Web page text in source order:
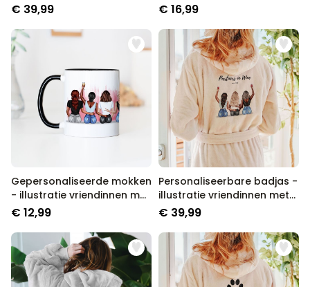
€ 39,99 € 16,99
Gepersonaliseerde mokken
- illustratie vriendinnen met
tekst
€ 12,99
Personaliseerbare badjas -
illustratie vriendinnen met
tekst
€ 39,99
COOKIE-INSTELLINGEN
NOODZAKELIJK